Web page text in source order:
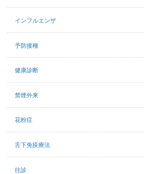
インフルエンザ
予防接種
健康診断
禁煙外来
花粉症
舌下免疫療法
往診